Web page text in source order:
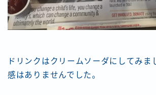
ドリンクはクリームソーダにしてみま
感はありませんでした。